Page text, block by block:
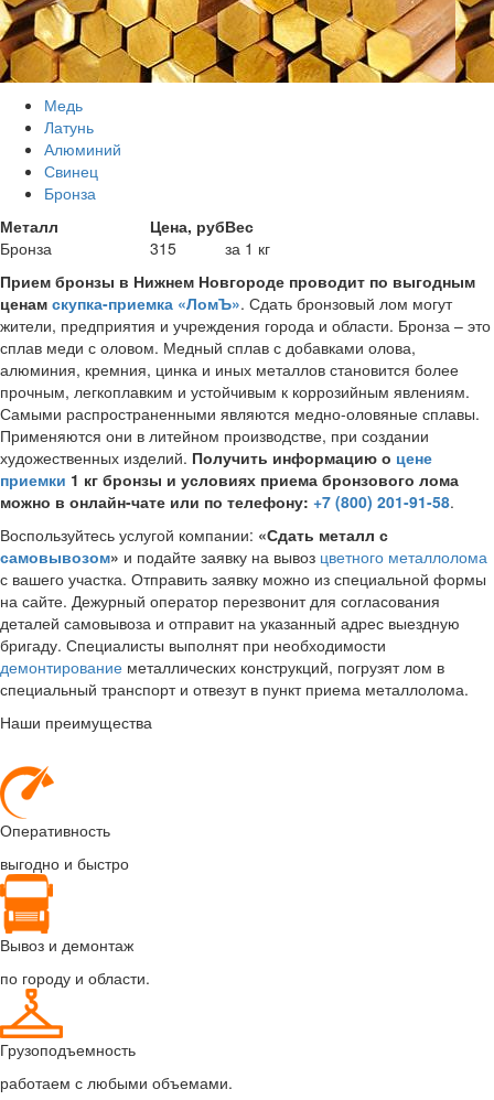
Медь
Латунь
Алюминий
Свинец
Бронза
Металл
Цена, рубВес
Бронза
315
за 1 кг
Прием бронзы в Нижнем Новгороде проводит по выгодным
ценам скупка-приемка «ЛомЪ». Сдать бронзовый лом могут
жители, предприятия и учреждения города и области. Бронза – это
сплав меди с оловом. Медный сплав с добавками олова,
алюминия, кремния, цинка и иных металлов становится более
прочным, легкоплавким и устойчивым к коррозийным явлениям.
Самыми распространенными являются медно-оловяные сплавы.
Применяются они в литейном производстве, при создании
художественных изделий. Получить информацию о цене
приемки 1 кг бронзы и условиях приема бронзового лома
можно в онлайн-чате или по телефону: +7 (800) 201-91-58.
Воспользуйтесь услугой компании: «Сдать металл с
самовывозом» и подайте заявку на вывоз цветного металлолома
с вашего участка. Отправить заявку можно из специальной формы
на сайте. Дежурный оператор перезвонит для согласования
деталей самовывоза и отправит на указанный адрес выездную
бригаду. Специалисты выполнят при необходимости
демонтирование металлических конструкций, погрузят лом в
специальный транспорт и отвезут в пункт приема металлолома.
Наши преимущества
Оперативность
выгодно и быстро
Вывоз и демонтаж
по городу и области.
Грузоподъемность
работаем с любыми объемами.